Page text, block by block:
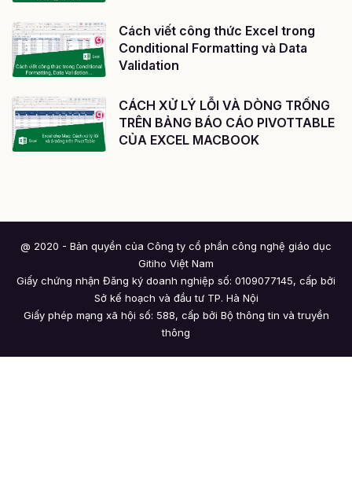
Cách viết công thức Excel trong
Conditional Formatting và Data
Validation
CÁCH XỬ LÝ LỖI VÀ DÒNG TRỐNG
TRÊN BẢNG BÁO CÁO PIVOTTABLE
CỦA EXCEL MACBOOK
@ 2020 - Bản quyền của Công ty cổ phần công nghệ giáo dục
Gitiho Việt Nam
Giấy chứng nhận Đăng ký doanh nghiệp số: 0109077145, cấp bởi
Sở kế hoạch và đầu tư TP. Hà Nội
Giấy phép mạng xã hội số: 588, cấp bởi Bộ thông tin và truyền
thông